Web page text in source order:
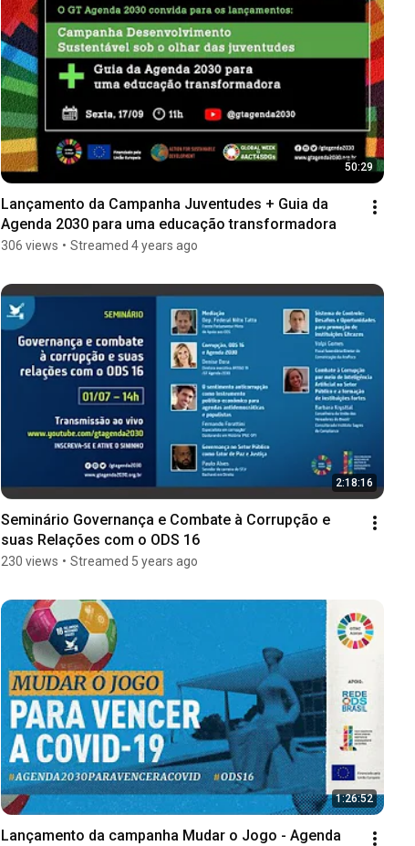
50:29
Lançamento da Campanha Juventudes + Guia da
Agenda 2030 para uma educação transformadora
306 views • Streamed 4 years ago
2:18:16
Seminário Governança e Combate à Corrupção e
suas Relações com o ODS 16
230 views • Streamed 5 years ago
1:26:52
Lançamento da campanha Mudar o Jogo - Agenda